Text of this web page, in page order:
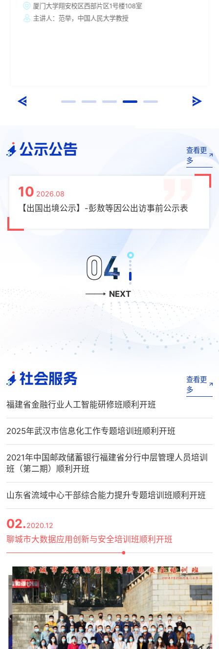
厦门大学翔安校区西部片区1号楼108室
主讲人：范举，中国人民大学教授
公示公告
查看更
多
04
NEXT
10 2026.08
【出国出境公示】-彭敖等因公出访事前公示表
社会服务
查看更
多
福建省金融行业人工智能研修班顺利开班
2025年武汉市信息化工作专题培训班顺利开班
2021年中国邮政储蓄银行福建省分行中层管理人员培训
班（第二期）顺利开班
山东省流域中心干部综合能力提升专题培训班顺利开班
02.2020.12
聊城市大数据应用创新与安全培训班顺利开班